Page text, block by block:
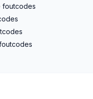
foutcodes